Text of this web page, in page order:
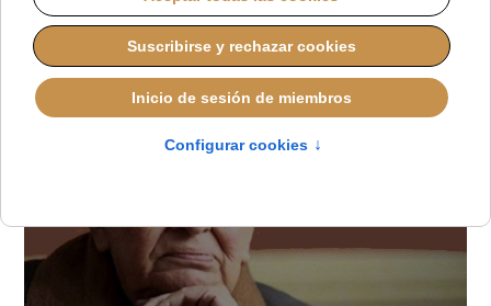
JAVIER RUIZ ARREGUI
DESDE EL VATICANO
MIÉRCOLES, 22 OCTUBRE 2025 13:00